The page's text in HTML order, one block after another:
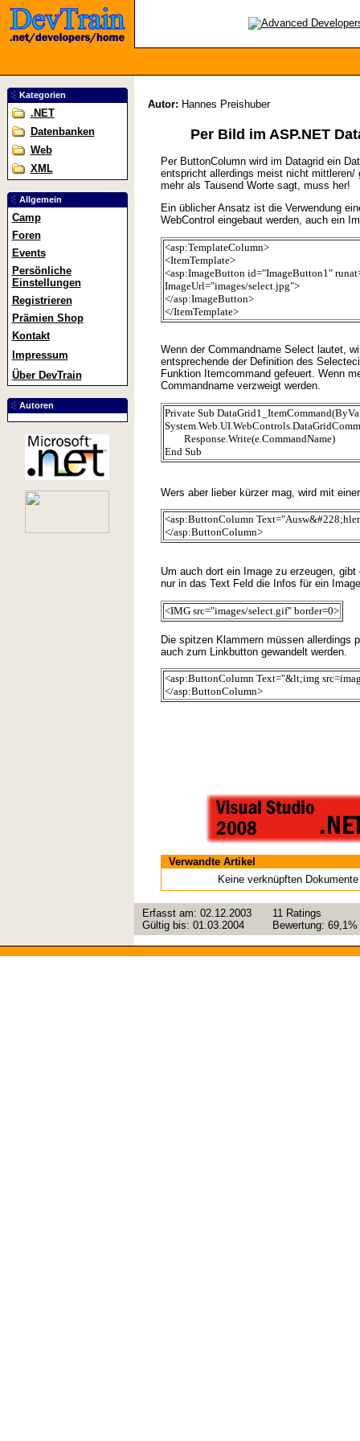
Kategorien
.NET
Datenbanken
Web
XML
Allgemein
Camp
Foren
Events
Persönliche
Einstellungen
Registrieren
Prämien Shop
Kontakt
Impressum
Über DevTrain
Autoren
Autor: Hannes Preishuber
Per Bild im ASP.NET
Per ButtonColumn wird im Datagrid ein
entspricht allerdings meist nicht mittleren/
mehr als Tausend Worte sagt, muss her!
Ein üblicher Ansatz ist die Verwendung
WebControl eingebaut werden, auch ein
<asp:TemplateColumn>
<ItemTemplate>
<asp:ImageButton id="ImageButton1"
ImageUrl="images/select.jpg">
</asp:ImageButton>
</ItemTemplate>
Wenn der Commandname Select lautet,
entsprechende der Definition des
Funktion Itemcommand gefeuert. Wenn
Commandname verzweigt werden.
Private Sub
Response.Write(e.CommandName)
End Sub
Wers aber lieber kürzer mag, wird mit
<asp:ButtonColumn
</asp:ButtonColumn>
Um auch dort ein Image zu erzeugen,
nur in das Text Feld die Infos für ein
<IMG src="images/select.gif" border=0>
Die spitzen Klammern müssen allerdings
auch zum Linkbutton gewandelt werden.
<asp:ButtonColumn Text="&lt;img
</asp:ButtonColumn>
Verwandte Artikel
Keine verknüpften Dokumente
Erfasst am: 02.12.2003
Gültig bis: 01.03.2004
11 Ratings
Bewertung: 69,1%